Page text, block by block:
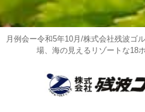
月例会ー令和5年10月/株式会社残波ゴ
場、海の見えるリゾートな18